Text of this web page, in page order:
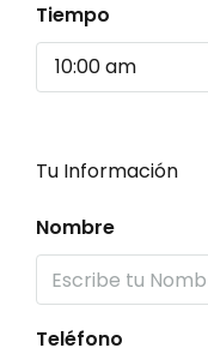
Tiempo
10:00 am
Tu Información
Nombre
Teléfono